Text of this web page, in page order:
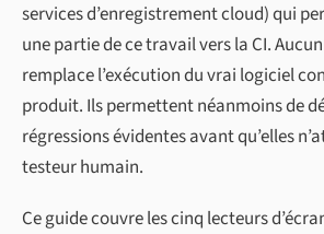
services d’enregistrement cloud) qui
une partie de ce travail vers la CI.
remplace l’exécution du vrai logiciel
produit. Ils permettent néanmoins de
régressions évidentes avant qu’elles
testeur humain.
Ce guide couvre les cinq lecteurs